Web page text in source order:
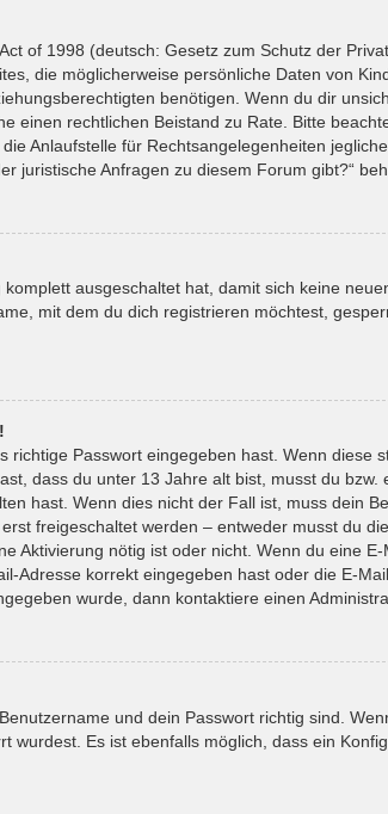
of 1998 (deutsch: Gesetz zum Schutz der
die möglicherweise persönliche Daten von
benötigen. Wenn du dir
einen rechtlichen Beistand zu Rate. Bitte
Anlaufstelle für Rechtsangelegenheiten
juristische Anfragen zu diesem Forum gibt?“
ausgeschaltet hat, damit sich keine
mit dem du dich registrieren möchtest,
Passwort eingegeben hast. Wenn diese
dass du unter 13 Jahre alt bist, musst du bzw.
hast. Wenn dies nicht der Fall ist, muss dein
freigeschaltet werden – entweder musst du
Aktivierung nötig ist oder nicht. Wenn du eine
Adresse korrekt eingegeben hast oder die E-
wurde, dann kontaktiere einen
und dein Passwort richtig sind.
wurdest. Es ist ebenfalls möglich, dass ein